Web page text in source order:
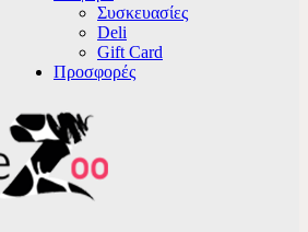
Συσκευασίες
Deli
Gift Card
Προσφορές